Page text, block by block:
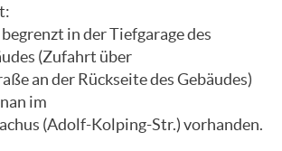
in der Tiefgarage des
(Zufahrt über
an der Rückseite des Gebäudes)
im
(Adolf-Kolping-Str.) vorhanden.